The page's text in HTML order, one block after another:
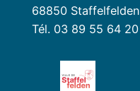
68850 Staffelfelden
Tél. 03 89 55 64 20